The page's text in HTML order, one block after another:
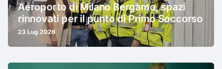
Aeroporto di Milano Bergamo, spazi
rinnovati per il punto di Primo Soccorso
23 Lug 2026